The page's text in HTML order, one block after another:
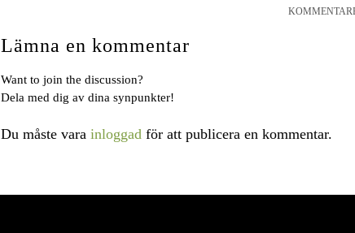
Lämna en kommentar
Want to join the discussion?
Dela med dig av dina synpunkter!
Du måste vara inloggad för att publicera en kommentar.